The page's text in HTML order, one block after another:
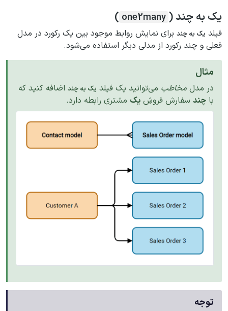
یک به چند ( one2many
)
فیلد یک به چند برای نمایش روابط موجود بین یک رکورد در مدل
فعلی و چند رکورد از مدلی دیگر استفاده می‌شود.
مثال
در مدل مخاطب می‌توانید یک فیلد یک به چند اضافه کنید که
با چند سفارش فروشِ یک مشتری رابطه دارد.
توجه